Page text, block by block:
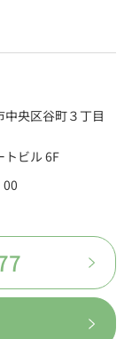
中央区谷町３丁目
トビル 6F